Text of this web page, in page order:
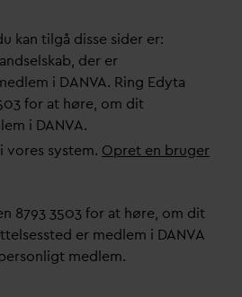
kan tilgå disse sider er:
andselskab, der er
i DANVA. Ring Edyta
for at høre, om dit
i DANVA.
vores system. Opret en bruger
8793 3503 for at høre, om dit
er medlem i DANVA
medlem.